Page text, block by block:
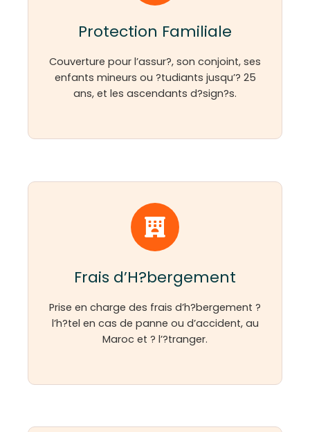
Protection Familiale
Couverture pour l’assur?, son conjoint, ses
enfants mineurs ou ?tudiants jusqu’? 25
ans, et les ascendants d?sign?s.
Frais d’H?bergement
Prise en charge des frais d’h?bergement ?
l’h?tel en cas de panne ou d’accident, au
Maroc et ? l’?tranger.